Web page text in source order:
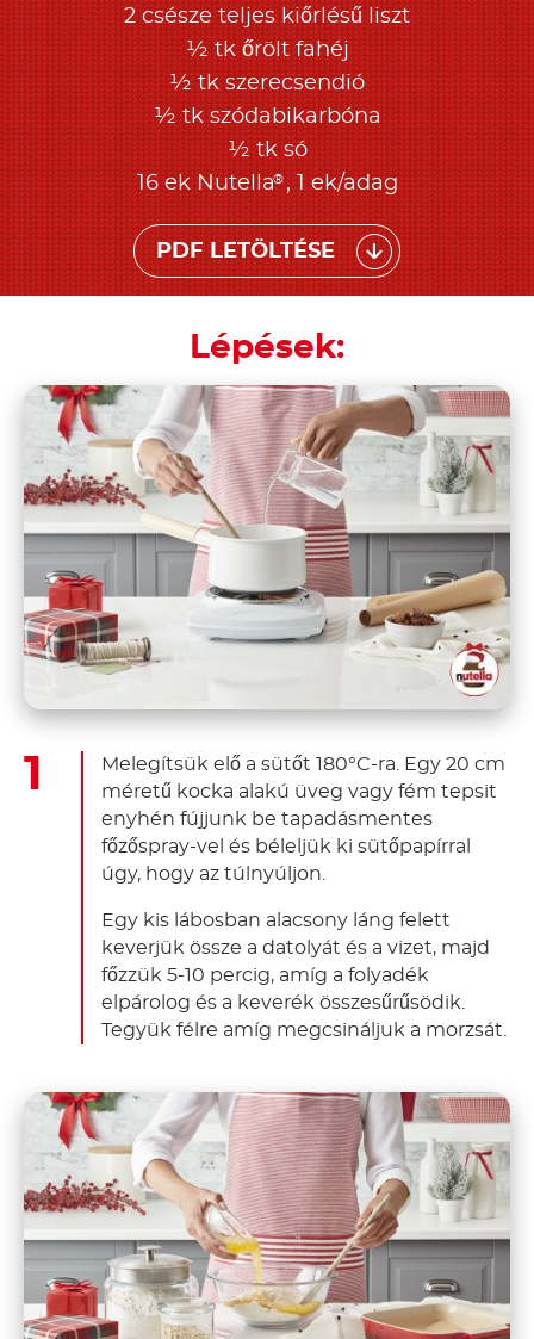
2 csésze teljes kiőrlésű liszt
½ tk őrölt fahéj
½ tk szerecsendió
½ tk szódabikarbóna
½ tk só
16 ek Nutella®, 1 ek/adag
PDF LETÖLTÉSE
Lépések:
Melegítsük elő a sütőt 180°C-ra. Egy 20 cm
méretű kocka alakú üveg vagy fém tepsit
enyhén fújjunk be tapadásmentes
főzőspray-vel és béleljük ki sütőpapírral
úgy, hogy az túlnyúljon.
Egy kis lábosban alacsony láng felett
keverjük össze a datolyát és a vizet, majd
főzzük 5-10 percig, amíg a folyadék
elpárolog és a keverék összesűrűsödik.
Tegyük félre amíg megcsináljuk a morzsát.